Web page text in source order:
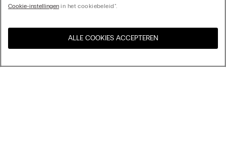
United States
Cookie-instellingen in het cookiebeleid".
ALLE COOKIES ACCEPTEREN